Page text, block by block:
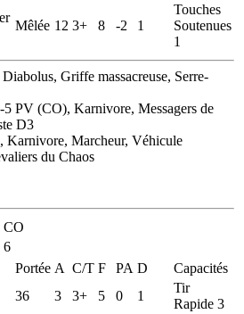
Mêlée 12 3+ 8 -2 1
Touches
Soutenues
1
Griffe massacreuse, Serre-
5 PV (CO), Karnivore, Messagers de
D3
Karnivore, Marcheur, Véhicule
du Chaos
CO
6
Portée A C/T F PA D
Capacités
36 3 3+ 5 0 1
Tir
Rapide 3